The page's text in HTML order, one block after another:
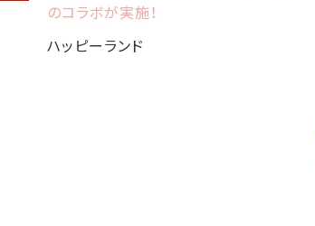
のコラボが実施！
ハッピーランド